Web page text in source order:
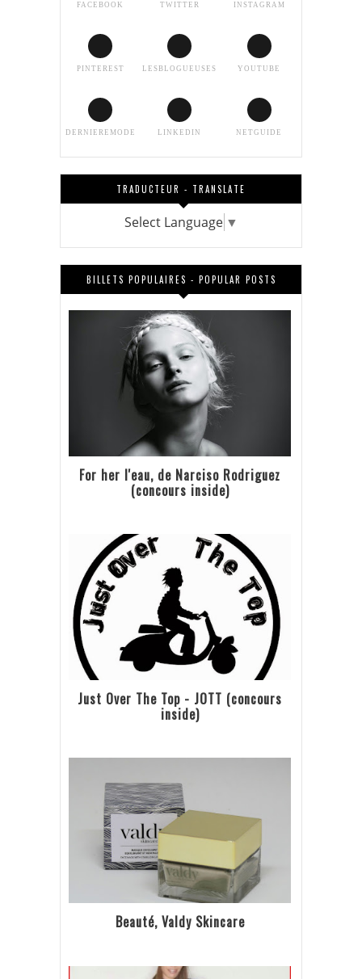
FACEBOOK TWITTER INSTAGRAM
PINTEREST LESBLOGUEUSES YOUTUBE
DERNIEREMODE LINKEDIN NETGUIDE
TRADUCTEUR - TRANSLATE
Select Language ▼
BILLETS POPULAIRES - POPULAR POSTS
For her l'eau, de Narciso Rodriguez
(concours inside)
Just Over The Top - JOTT (concours
inside)
Beauté, Valdy Skincare